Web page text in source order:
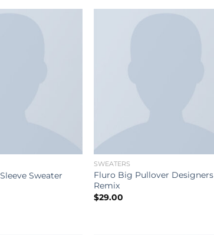
Sweater
SWEATERS
Fluro Big Pullover Designers
Remix
$29.00